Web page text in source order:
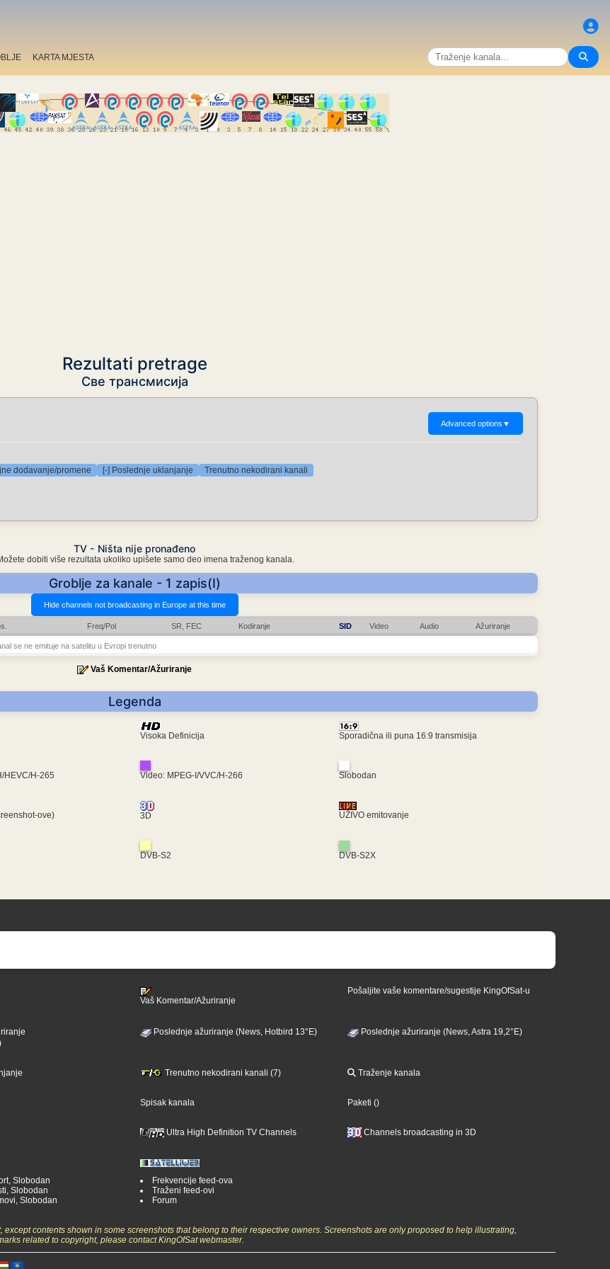
KARTA MJESTA
Rezultati pretrage
Све трансмисија
Advanced options ▼
dodavanje/promene [-] Poslednje uklanjanje Trenutno nekodirani kanali
TV - Ništa nije pronađeno
dobiti više rezultata ukoliko upišete samo deo imena traženog kanala.
Groblje za kanale - 1 zapis(I)
Freq/Pol SR, FEC Kodiranje SID Video Audio Ažuriranje
se ne emituje na satelitu u Evropi trenutno
Vaš Komentar/Ažuriranje
Legenda
Visoka Definicija Sporadična ili puna 16:9 transmisija
HEVC/H-265 Video: MPEG-I/VVC/H-266 Slobodan
ove) 3D UŽIVO emitovanje
DVB-S2 DVB-S2X
Vaš Komentar/Ažuriranje
Pošaljite vaše komentare/sugestije KingOfSat-u
Poslednje ažuriranje (News, Hotbird 13°E) Poslednje ažuriranje (News, Astra 19,2°E)
Trenutno nekodirani kanali (7) Traženje kanala
Spisak kanala Paketi ()
Ultra High Definition TV Channels Channels broadcasting in 3D
Slobodan
Slobodan
Slobodan
Frekvencije feed-ova
Traženi feed-ovi
Forum
contents shown in some screenshots that belong to their respective owners. Screenshots are only proposed to help illustrating,
related to copyright, please contact KingOfSat webmaster.